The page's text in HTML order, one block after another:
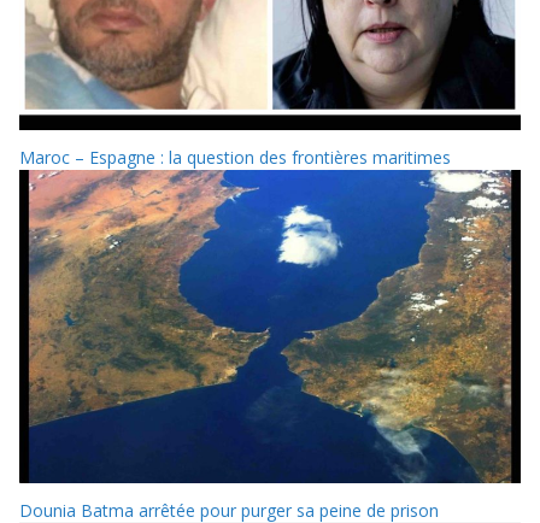
Maroc – Espagne : la question des frontières maritimes
Dounia Batma arrêtée pour purger sa peine de prison